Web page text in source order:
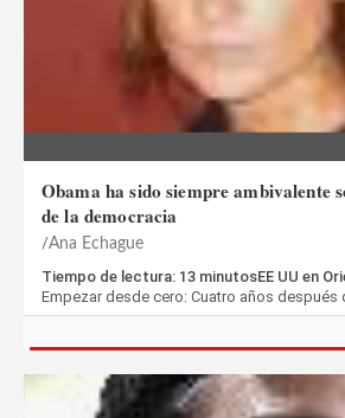
Obama ha sido siempre ambivalente
de la democracia
Ana Echague
Tiempo de lectura: 13 minutosEE UU en
Empezar desde cero: Cuatro años después